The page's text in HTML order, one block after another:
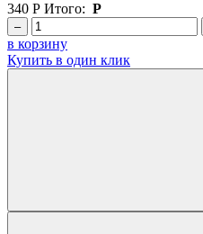
340 Р Итого: Р
–
в корзину
Купить в один клик